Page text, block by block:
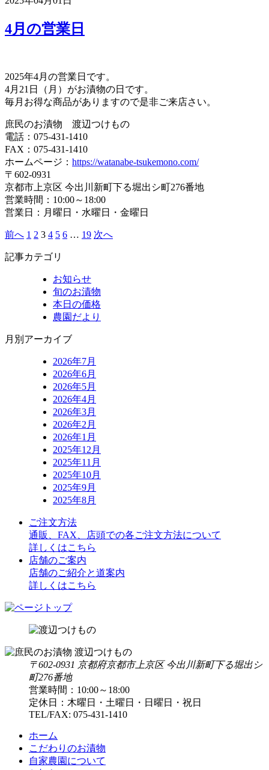
4月の営業日
2025年4月の営業日です。
4月21日（月）がお漬物の日です。
毎月お得な商品がありますので是非ご来店さい。
庶民のお漬物 渡辺つけもの
電話：075-431-1410
FAX：075-431-1410
ホームページ： https://watanabe-tsukemono.com/
〒602-0931
京都市上京区 今出川新町下る堀出シ町276番地
営業時間：10:00～18:00
営業日：月曜日・水曜日・金曜日
投
稿
ジ
前へ 1 2 3 4 5 6 … 19 次へ
記事カテゴリ
お知らせ
旬のお漬物
本日の価格
農園だより
月別アーカイブ
2026年7月
2026年6月
2026年5月
2026年4月
2026年3月
2026年2月
2026年1月
2025年12月
2025年11月
2025年10月
2025年9月
2025年8月
ご注文方法
通販、FAX、店頭での各ご注文方法について
詳しくはこちら
店舗のご案内
店舗のご紹介と道案内
詳しくはこちら
〒602-0931 京都府京都市上京区 今出川新町下る堀出シ
町276番地
営業時間：10:00～18:00
定休日：木曜日・土曜日・日曜日・祝日
TEL/FAX: 075-431-1410
ホーム
こだわりのお漬物
自家農園について